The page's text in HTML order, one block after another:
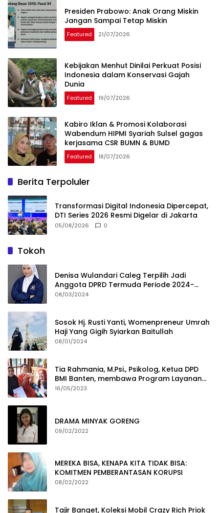
Presiden Prabowo: Anak Orang Miskin
Jangan Sampai Tetap Miskin
Featured 21/07/2026
Kebijakan Menhut Dinilai Perkuat Posisi
Indonesia dalam Konservasi Gajah
Dunia
Featured 19/07/2026
Kabiro Iklan & Promosi Kolaborasi
Wabendum HIPMI Syariah Sulsel gagas
kerjasama CSR BUMN & BUMD
Featured 18/07/2026
Berita Terpoluler
Transformasi Digital Indonesia Dipercepat,
DTI Series 2026 Resmi Digelar di Jakarta
05/08/2026 0
Tokoh
Denisa Wulandari Caleg Terpilih Jadi
Anggota DPRD Termuda Periode 2024-
2029
08/03/2024
Sosok Hj. Rusti Yanti, Womenpreneur Umrah
Haji Yang Gigih Syiarkan Baitullah
08/01/2024
Tia Rahmania, M.Psi., Psikolog, Ketua DPD
BMI Banten, membawa Program Layanan
Pembuatan Dokumen Kependudukan
16/05/2023
DRAMA MINYAK GORENG
09/02/2022
MEREKA BISA, KENAPA KITA TIDAK BISA:
KOMITMEN PEMBERANTASAN KORUPSI
08/02/2022
Tajir Banget, Koleksi Mobil Crazy Rich Priok